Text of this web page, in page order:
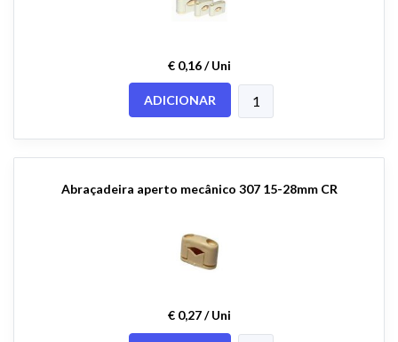
€ 0,16 / Uni
ADICIONAR
Abraçadeira aperto mecânico 307 15-28mm CR
€ 0,27 / Uni